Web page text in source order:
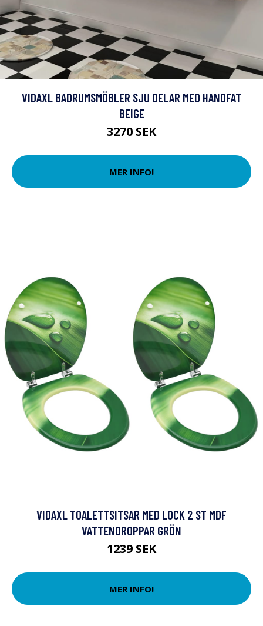
VIDAXL BADRUMSMÖBLER SJU DELAR MED HANDFAT
BEIGE
3270 SEK
MER INFO!
VIDAXL TOALETTSITSAR MED LOCK 2 ST MDF
VATTENDROPPAR GRÖN
1239 SEK
MER INFO!